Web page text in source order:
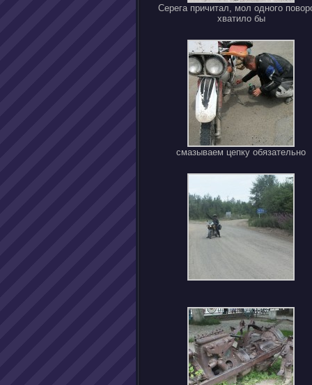
Серега причитал, мол одного
хватило бы
смазываем цепку обязательно